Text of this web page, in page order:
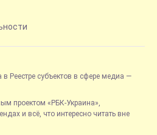
Реестре субъектов в сфере медиа —
проектом «РБК-Украина»,
и всё, что интересно читать вне